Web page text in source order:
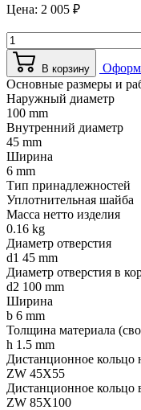
Цена: 2 005 ₽
В корзину
Основные размеры и
Наружный диаметр
100 mm
Внутренний диаметр
45 mm
Ширина
6 mm
Тип принадлежностей
Уплотнительная шайба
Масса нетто изделия
0.16 kg
Диаметр отверстия
d1 45 mm
Диаметр отверстия в
d2 100 mm
Ширина
b 6 mm
Толщина материала
h 1.5 mm
Дистанционное кольцо
ZW 45X55
Дистанционное кольцо
ZW 85X100